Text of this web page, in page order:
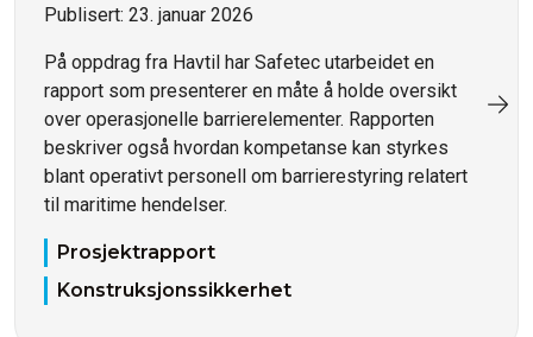
Publisert: 23. januar 2026
På oppdrag fra Havtil har Safetec utarbeidet en
rapport som presenterer en måte å holde oversikt
over operasjonelle barrierelementer. Rapporten
beskriver også hvordan kompetanse kan styrkes
blant operativt personell om barrierestyring relatert
til maritime hendelser.
Prosjektrapport
Konstruksjonssikkerhet